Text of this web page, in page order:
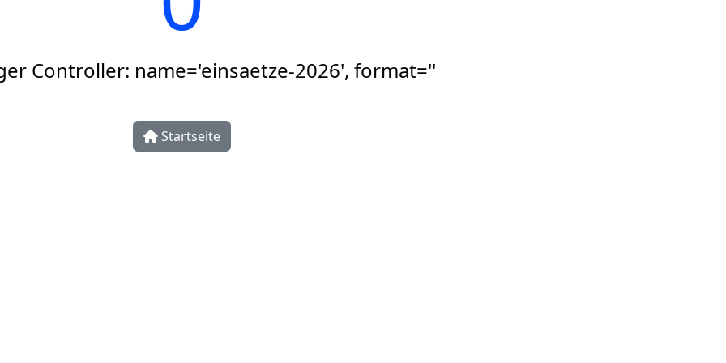
Controller: name='einsaetze-2026', format=''
Startseite